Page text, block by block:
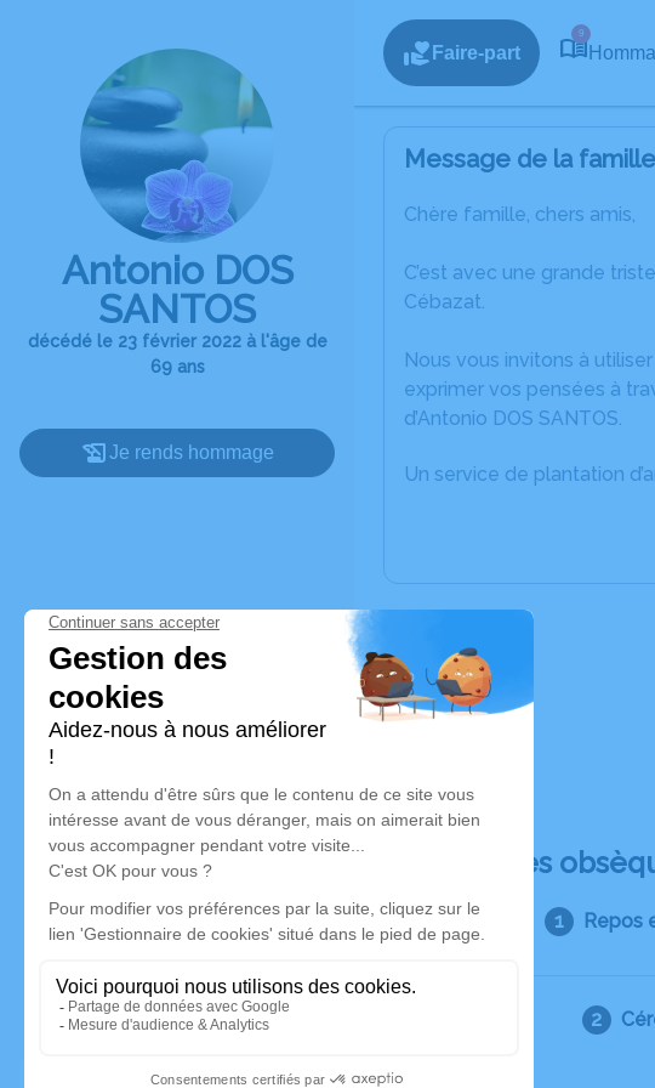
Antonio DOS
SANTOS
décédé le 23 février 2022 à l'âge de
69 ans
Je rends hommage
Faire-part
9
Message de la famille
Chère famille, chers amis,
C’est avec une grande
Cébazat.
Nous vous invitons à
exprimer vos pensées à
d’Antonio DOS SANTOS.
Un service de plantation
Déroulé des
Repos